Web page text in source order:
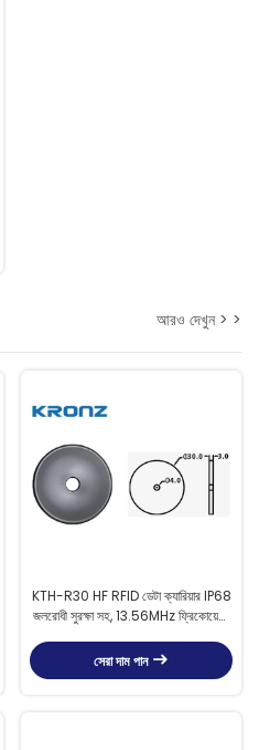
আরও দেখুন > >
KTH-R30 HF RFID ডেটা ক্যারিয়ার IP68
জলরোধী সুরক্ষা সহ, 13.56MHz ফ্রিকোয়েন্সি,
সেরা দাম পান